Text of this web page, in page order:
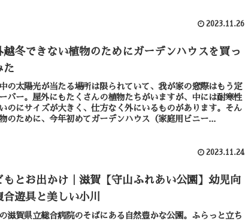
2023.11.26
越冬できない植物のためにガーデンハウスを買っ
た
の太陽光が当たる場所は限られていて、我が家の窓際はもう定
バー。屋外にもたくさんの植物たちがいますが、中には耐寒性
のにサイズが大きく、仕方なく外にいるものがあります。そん
のために、今年初めてガーデンハウス（家庭用ビニー...
2023.11.24
もとお出かけ｜滋賀【守山ふれあい公園】幼児向
合遊具と美しい小川
滋賀県立総合病院のそばにある自然豊かな公園。ふらっと立ち